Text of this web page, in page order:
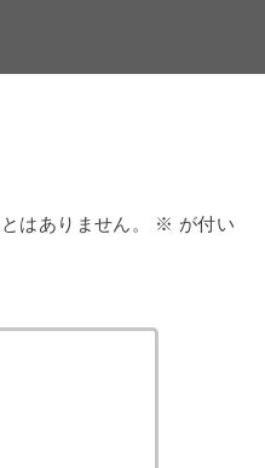
はありません。 ※ が付い